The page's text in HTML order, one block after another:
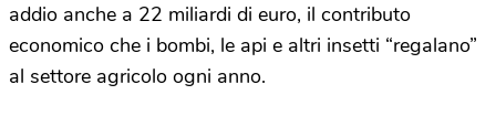
addio anche a 22 miliardi di euro, il contributo
economico che i bombi, le api e altri insetti “regalano”
al settore agricolo ogni anno.